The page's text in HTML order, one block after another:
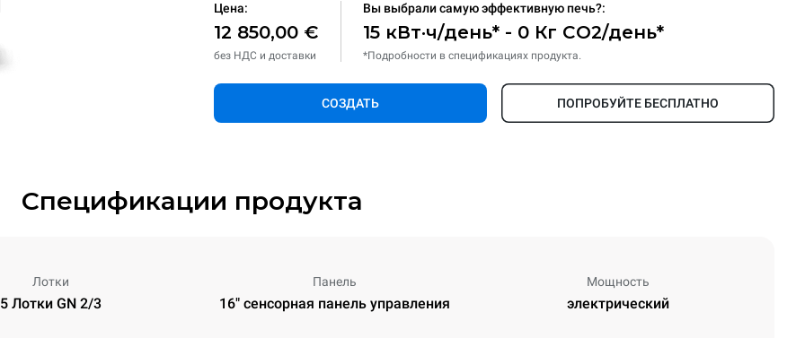
Цена:
12 850,00 €
без НДС и доставки
Вы выбрали самую эффективную печь?:
15 кВт·ч/день* - 0 Кг CO2/день*
*Подробности в спецификациях продукта.
СОЗДАТЬ ПОПРОБУЙТЕ БЕСПЛАТНО
Спецификации продукта
Лотки
5 Лотки GN 2/3
Панель
16" сенсорная панель управления
Мощность
электрический